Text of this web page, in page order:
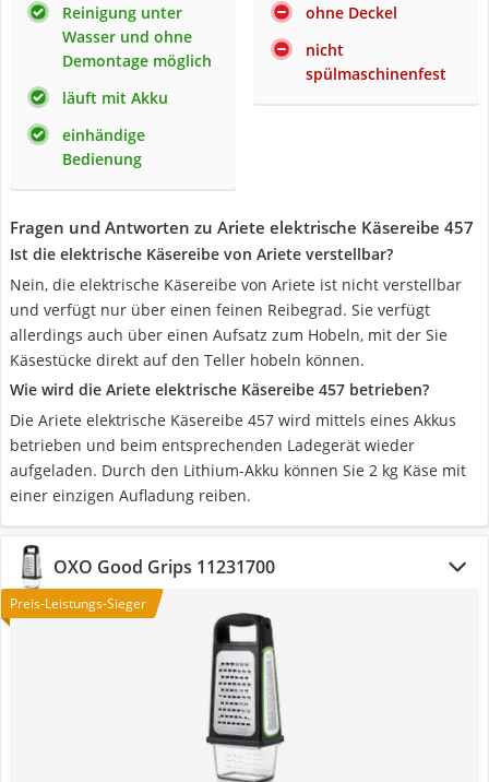
Reinigung unter
Wasser und ohne
Demontage möglich
läuft mit Akku
einhändige
Bedienung
ohne Deckel
nicht
spülmaschinenfest
Fragen und Antworten zu Ariete elektrische Käsereibe 457
Ist die elektrische Käsereibe von Ariete verstellbar?
Nein, die elektrische Käsereibe von Ariete ist nicht verstellbar
und verfügt nur über einen feinen Reibegrad. Sie verfügt
allerdings auch über einen Aufsatz zum Hobeln, mit der Sie
Käsestücke direkt auf den Teller hobeln können.
Wie wird die Ariete elektrische Käsereibe 457 betrieben?
Die Ariete elektrische Käsereibe 457 wird mittels eines Akkus
betrieben und beim entsprechenden Ladegerät wieder
aufgeladen. Durch den Lithium-Akku können Sie 2 kg Käse mit
einer einzigen Aufladung reiben.
OXO Good Grips 11231700
Preis-Leistungs-Sieger